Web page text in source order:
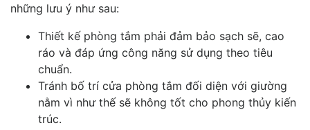
những lưu ý như sau:
Thiết kế phòng tắm phải đảm bảo sạch sẽ, cao
ráo và đáp ứng công năng sử dụng theo tiêu
chuẩn.
Tránh bố trí cửa phòng tắm đối diện với giường
nằm vì như thế sẽ không tốt cho phong thủy kiến
trúc.